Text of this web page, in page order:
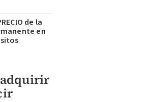
de la
en
adquirir